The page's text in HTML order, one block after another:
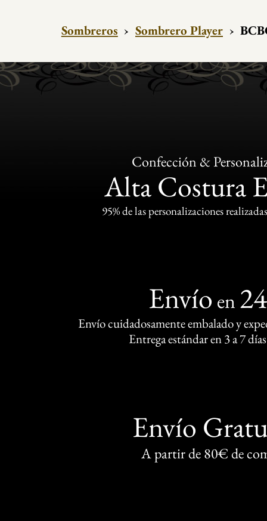
Sombreros › Sombrero Player ›
Confección &
Alta Costura
95% de las personalizaciones
Envío en
Envío cuidadosamente embalado y
Entrega estándar en 3 a 7
Envío
A partir de 80€ de